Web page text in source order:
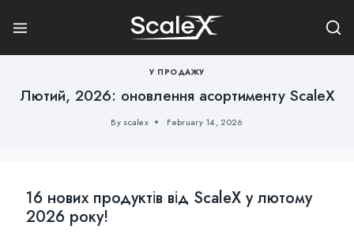
У ПРОДАЖУ
Лютий, 2026: оновлення асортименту ScaleX
By scalex February 14, 2026
16 нових продуктів від ScaleX у лютому
2026 року!